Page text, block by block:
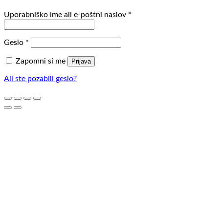
Uporabniško ime ali e-poštni naslov *
Geslo *
Zapomni si me Prijava
Ali ste pozabili geslo?